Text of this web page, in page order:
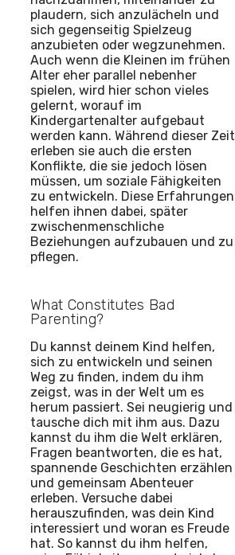
plaudern, sich anzulächeln und
sich gegenseitig Spielzeug
anzubieten oder wegzunehmen.
Auch wenn die Kleinen im frühen
Alter eher parallel nebenher
spielen, wird hier schon vieles
gelernt, worauf im
Kindergartenalter aufgebaut
werden kann. Während dieser Zeit
erleben sie auch die ersten
Konflikte, die sie jedoch lösen
müssen, um soziale Fähigkeiten
zu entwickeln. Diese Erfahrungen
helfen ihnen dabei, später
zwischenmenschliche
Beziehungen aufzubauen und zu
pflegen.
What Constitutes Bad
Parenting?
Du kannst deinem Kind helfen,
sich zu entwickeln und seinen
Weg zu finden, indem du ihm
zeigst, was in der Welt um es
herum passiert. Sei neugierig und
tausche dich mit ihm aus. Dazu
kannst du ihm die Welt erklären,
Fragen beantworten, die es hat,
spannende Geschichten erzählen
und gemeinsam Abenteuer
erleben. Versuche dabei
herauszufinden, was dein Kind
interessiert und woran es Freude
hat. So kannst du ihm helfen,